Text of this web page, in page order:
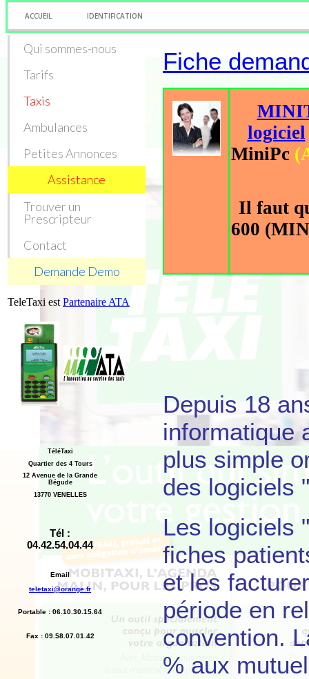
ACCUEIL IDENTIFICATION
Qui sommes-nous
Tarifs
Taxis
Ambulances
Petites Annonces
Assistance
Trouver un
Prescripteur
Contact
Demande Demo
TeleTaxi est Partenaire ATA
TéléTaxi
Quartier des 4 Tours
12 Avenue de la Grande
Bégude
13770 VENELLES
Tél :
04.42.54.04.44
Email
teletaxi@orange.fr
Portable : 06.10.30.15.64
Fax : 09.58.07.01.42
Fiche
logiciel
MiniPc
Il faut
600
Depuis 18
informatique
plus simple
des logiciels
Les logiciels
fiches
et les
période en
convention.
% aux